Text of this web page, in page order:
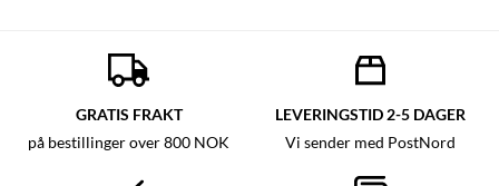
GRATIS FRAKT
på bestillinger over 800 NOK
LEVERINGSTID 2-5 DAGER
Vi sender med PostNord